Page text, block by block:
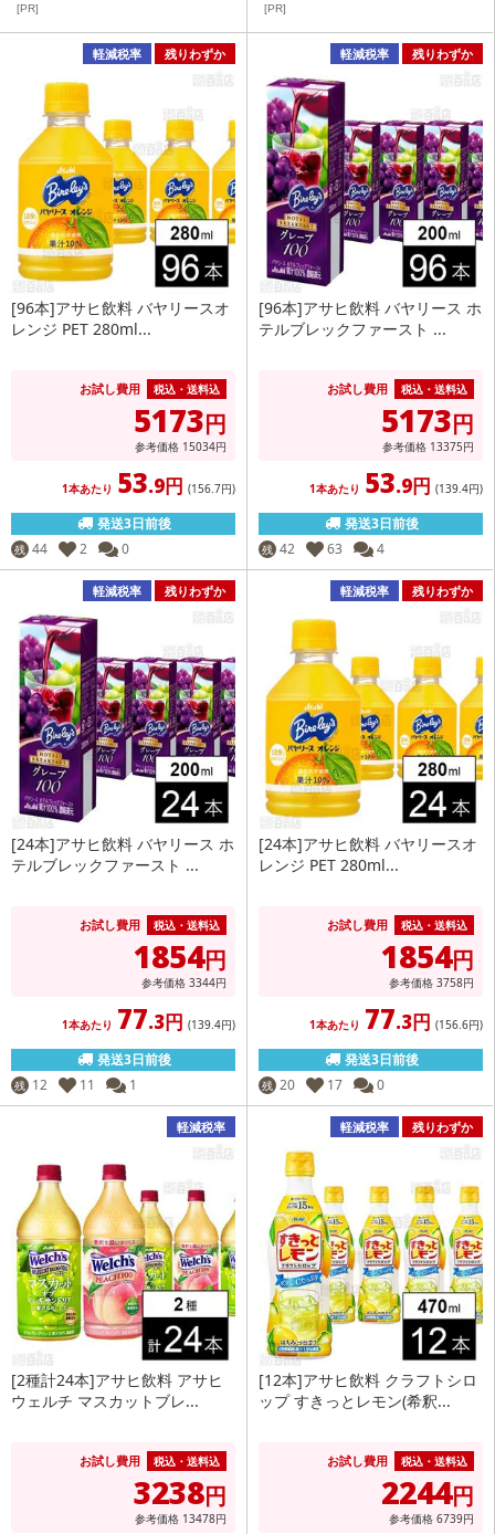
[PR] [PR]
軽減税率 残りわずか
[96本]アサヒ飲料 バヤリースオ
レンジ PET 280ml...
お試し費用 税込・送料込
5173円
参考価格 15034円
1本あたり 53.9円 (156.7円)
発送3日前後
残 44 2 0
軽減税率 残りわずか
[96本]アサヒ飲料 バヤリース ホ
テルブレックファースト ...
お試し費用 税込・送料込
5173円
参考価格 13375円
1本あたり 53.9円 (139.4円)
発送3日前後
残 42 63 4
軽減税率 残りわずか
[24本]アサヒ飲料 バヤリース ホ
テルブレックファースト ...
お試し費用 税込・送料込
1854円
参考価格 3344円
1本あたり 77.3円 (139.4円)
発送3日前後
残 12 11 1
軽減税率 残りわずか
[24本]アサヒ飲料 バヤリースオ
レンジ PET 280ml...
お試し費用 税込・送料込
1854円
参考価格 3758円
1本あたり 77.3円 (156.6円)
発送3日前後
残 20 17 0
軽減税率
[2種計24本]アサヒ飲料 アサヒ
ウェルチ マスカットブレ...
お試し費用 税込・送料込
3238円
参考価格 13478円
軽減税率 残りわずか
[12本]アサヒ飲料 クラフトシロ
ップ すきっとレモン(希釈...
お試し費用 税込・送料込
2244円
参考価格 6739円